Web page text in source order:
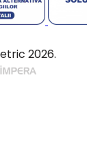
2026.